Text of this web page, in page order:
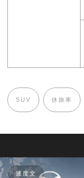
SUV 休旅車
速度文